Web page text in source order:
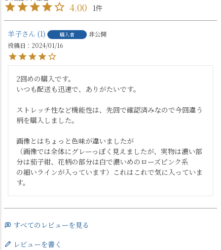
4.00 1
羊子 1 購入者
非公開
投稿日
2024/01/16
2回めの購入です。
いつも配送も迅速で、ありがたいです。
ストレッチ性など機能性は、先回で確認済みなので今回違う
柄を購入しました。
画像とはちょっと色味が違いましたが
（画像では全体にグレーっぽく見えましたが、実物は濃い部
分は茄子紺、花柄の部分は白で濃いめのローズピンク系
の細いラインが入っています）これはこれで気に入っていま
すべてのレビューを見る
レビューを書く